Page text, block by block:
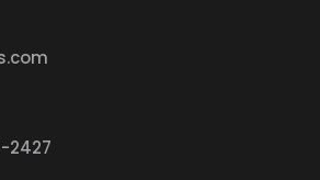
2427